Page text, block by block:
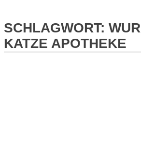
SCHLAGWORT:
KATZE APOTHEKE